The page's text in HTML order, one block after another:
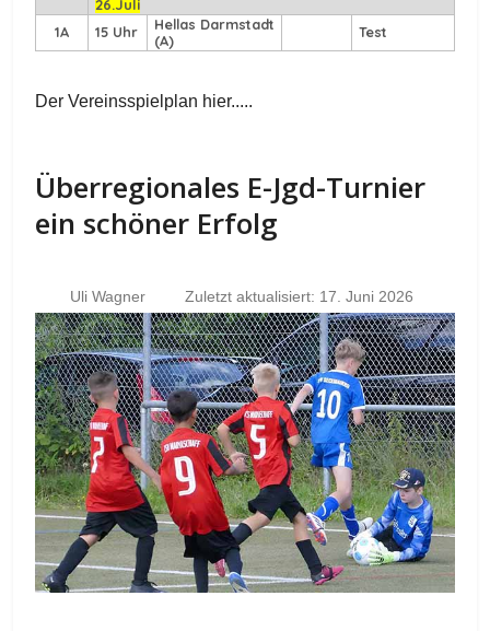
26.Juli
1A
15 Uhr
Hellas Darmstadt
(A)
Test
Der Vereinsspielplan hier.....
Überregionales E-Jgd-Turnier
ein schöner Erfolg
Uli Wagner Zuletzt aktualisiert: 17. Juni 2026